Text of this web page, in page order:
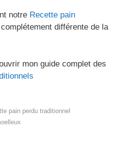
notre Recette pain
différente de la
mon guide complet des
pain perdu traditionnel